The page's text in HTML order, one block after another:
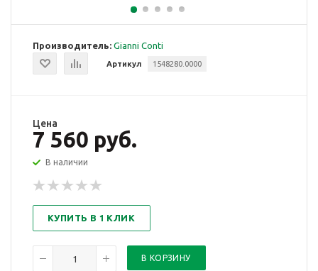
Производитель: Gianni Conti
Артикул 1548280.0000
Цена
7 560 руб.
В наличии
КУПИТЬ В 1 КЛИК